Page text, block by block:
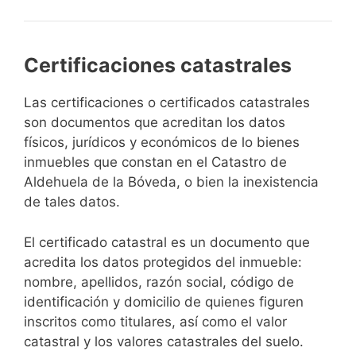
Certificaciones catastrales
Las certificaciones o certificados catastrales
son documentos que acreditan los datos
físicos, jurídicos y económicos de lo bienes
inmuebles que constan en el Catastro de
Aldehuela de la Bóveda, o bien la inexistencia
de tales datos.
El certificado catastral es un documento que
acredita los datos protegidos del inmueble:
nombre, apellidos, razón social, código de
identificación y domicilio de quienes figuren
inscritos como titulares, así como el valor
catastral y los valores catastrales del suelo.